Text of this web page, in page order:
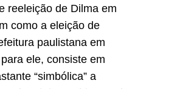
reeleição de Dilma em
como a eleição de
paulistana em
ele, consiste em
“simbólica” a